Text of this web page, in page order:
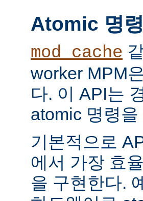
Atomic 명령
mod_cache
worker MPM
다. 이 API는
atomic 명령
기본적으로
에서 가장 효
을 구현한다.